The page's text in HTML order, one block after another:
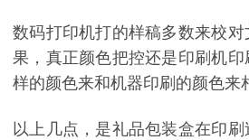
数码打印机打的样稿多数来校
果，真正颜色把控还是印刷机
样的颜色来和机器印刷的颜色来
以上几点，是礼品包装盒在印